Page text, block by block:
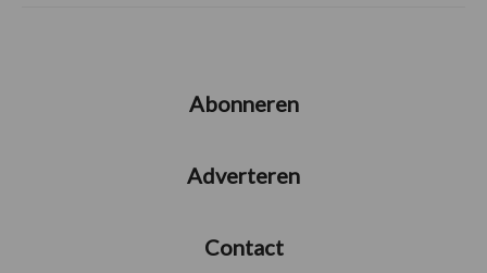
Abonneren
Adverteren
Contact